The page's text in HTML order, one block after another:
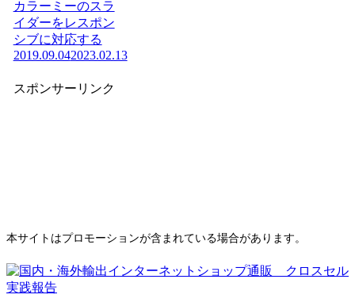
カラーミーのスラ
イダーをレスポン
シブに対応する
2019.09.042023.02.13
スポンサーリンク
本サイトはプロモーションが含まれている場合があります。